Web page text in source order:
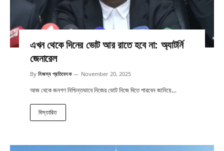
এখন থেকে দিনের ভোট আর রাতে হবে না: অ্যাটর্নি
জেনারেল
By নিজস্ব প্রতিবেদক November 20, 2025
আজ থেকে জনগণ নিশ্চিন্তভাবে নিজের ভোট নিজে দিতে পারবেন জানিয়ে…
বিস্তারিত